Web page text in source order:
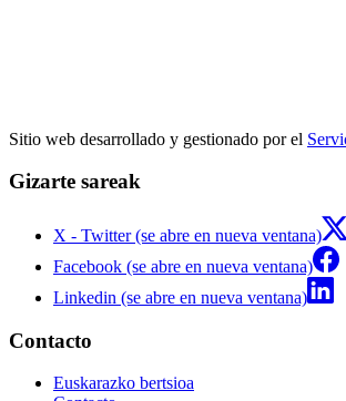
Sitio web desarrollado y gestionado por el
Gizarte sareak
X - Twitter (se abre en nueva ventana)
Facebook (se abre en nueva ventana)
Linkedin (se abre en nueva ventana)
Contacto
Euskarazko bertsioa